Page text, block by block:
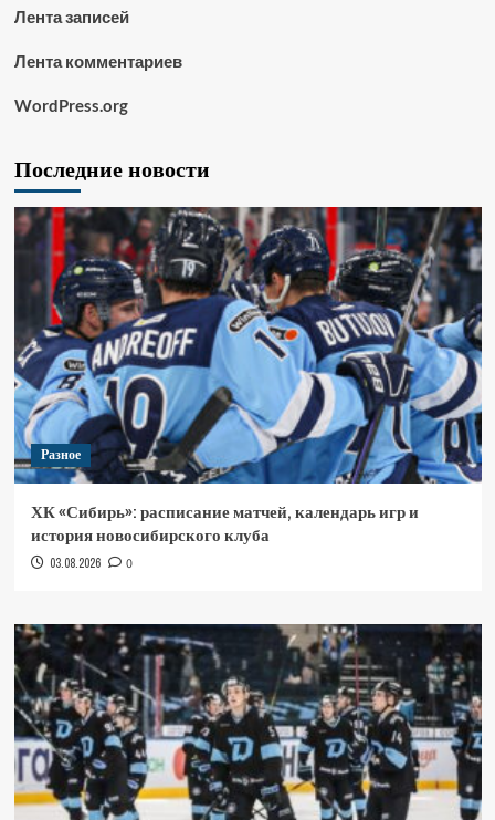
Лента записей
Лента комментариев
WordPress.org
Последние новости
Разное
ХК «Сибирь»: расписание матчей, календарь игр и
история новосибирского клуба
03.08.2026 0